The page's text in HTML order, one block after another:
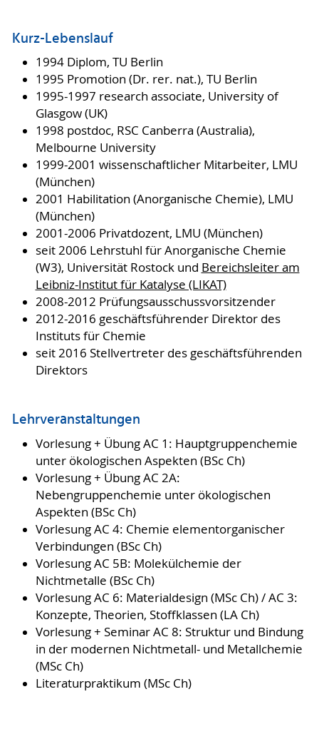
Kurz-Lebenslauf
1994 Diplom, TU Berlin
1995 Promotion (Dr. rer. nat.), TU Berlin
1995-1997 research associate, University of
Glasgow (UK)
1998 postdoc, RSC Canberra (Australia),
Melbourne University
1999-2001 wissenschaftlicher Mitarbeiter, LMU
(München)
2001 Habilitation (Anorganische Chemie), LMU
(München)
2001-2006 Privatdozent, LMU (München)
seit 2006 Lehrstuhl für Anorganische Chemie
(W3), Universität Rostock und Bereichsleiter am
Leibniz-Institut für Katalyse (LIKAT)
2008-2012 Prüfungsausschussvorsitzender
2012-2016 geschäftsführender Direktor des
Instituts für Chemie
seit 2016 Stellvertreter des geschäftsführenden
Direktors
Lehrveranstaltungen
Vorlesung + Übung AC 1: Hauptgruppenchemie
unter ökologischen Aspekten (BSc Ch)
Vorlesung + Übung AC 2A:
Nebengruppenchemie unter ökologischen
Aspekten (BSc Ch)
Vorlesung AC 4: Chemie elementorganischer
Verbindungen (BSc Ch)
Vorlesung AC 5B: Molekülchemie der
Nichtmetalle (BSc Ch)
Vorlesung AC 6: Materialdesign (MSc Ch) / AC 3:
Konzepte, Theorien, Stoffklassen (LA Ch)
Vorlesung + Seminar AC 8: Struktur und Bindung
in der modernen Nichtmetall- und Metallchemie
(MSc Ch)
Literaturpraktikum (MSc Ch)